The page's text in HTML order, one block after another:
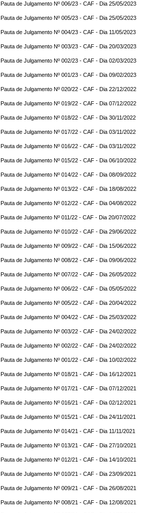
Pauta de Julgamento Nº 006/23 - CAF - Dia 25/05/2023
Pauta de Julgamento Nº 005/23 - CAF - Dia 25/05/2023
Pauta de Julgamento Nº 004/23 - CAF - Dia 11/05/2023
Pauta de Julgamento Nº 003/23 - CAF - Dia 20/03/2023
Pauta de Julgamento Nº 002/23 - CAF - Dia 02/03/2023
Pauta de Julgamento Nº 001/23 - CAF - Dia 09/02/2023
Pauta de Julgamento Nº 020/22 - CAF - Dia 22/12/2022
Pauta de Julgamento Nº 019/22 - CAF - Dia 07/12/2022
Pauta de Julgamento Nº 018/22 - CAF - Dia 30/11/2022
Pauta de Julgamento Nº 017/22 - CAF - Dia 03/11/2022
Pauta de Julgamento Nº 016/22 - CAF - Dia 03/11/2022
Pauta de Julgamento Nº 015/22 - CAF - Dia 06/10/2022
Pauta de Julgamento Nº 014/22 - CAF - Dia 08/09/2022
Pauta de Julgamento Nº 013/22 - CAF - Dia 18/08/2022
Pauta de Julgamento Nº 012/22 - CAF - Dia 04/08/2022
Pauta de Julgamento Nº 011/22 - CAF - Dia 20/07/2022
Pauta de Julgamento Nº 010/22 - CAF - Dia 29/06/2022
Pauta de Julgamento Nº 009/22 - CAF - Dia 15/06/2022
Pauta de Julgamento Nº 008/22 - CAF - Dia 09/06/2022
Pauta de Julgamento Nº 007/22 - CAF - Dia 26/05/2022
Pauta de Julgamento Nº 006/22 - CAF - Dia 05/05/2022
Pauta de Julgamento Nº 005/22 - CAF - Dia 20/04/2022
Pauta de Julgamento Nº 004/22 - CAF - Dia 25/03/2022
Pauta de Julgamento Nº 003/22 - CAF - Dia 24/02/2022
Pauta de Julgamento Nº 002/22 - CAF - Dia 24/02/2022
Pauta de Julgamento Nº 001/22 - CAF - Dia 10/02/2022
Pauta de Julgamento Nº 018/21 - CAF - Dia 16/12/2021
Pauta de Julgamento Nº 017/21 - CAF - Dia 07/12/2021
Pauta de Julgamento Nº 016/21 - CAF - Dia 02/12/2021
Pauta de Julgamento Nº 015/21 - CAF - Dia 24/11/2021
Pauta de Julgamento Nº 014/21 - CAF - Dia 11/11/2021
Pauta de Julgamento Nº 013/21 - CAF - Dia 27/10/2021
Pauta de Julgamento Nº 012/21 - CAF - Dia 14/10/2021
Pauta de Julgamento Nº 010/21 - CAF - Dia 23/09/2021
Pauta de Julgamento Nº 009/21 - CAF - Dia 26/08/2021
Pauta de Julgamento Nº 008/21 - CAF - Dia 12/08/2021